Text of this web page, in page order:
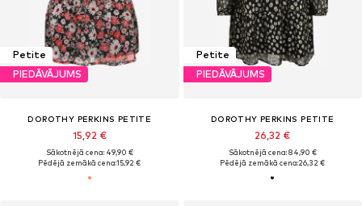
Petite
PIEDĀVĀJUMS
DOROTHY PERKINS PETITE
15,92 €
Sākotnējā cena: 49,90 €
Pēdējā zemākā cena:15,92 €
Petite
PIEDĀVĀJUMS
DOROTHY PERKINS PETITE
26,32 €
Sākotnējā cena: 84,90 €
Pēdējā zemākā cena:26,32 €